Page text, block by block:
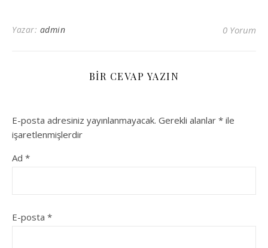
Yazar: admin 0 Yorum
BIR CEVAP YAZIN
E-posta adresiniz yayınlanmayacak. Gerekli alanlar * ile
işaretlenmişlerdir
Ad *
E-posta *